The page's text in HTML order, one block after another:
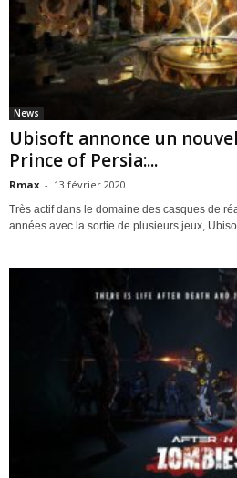
News
Ubisoft annonce un
Prince of Persia:...
Rmax - 13 février 2020
Très actif dans le domaine des casques de
années avec la sortie de plusieurs jeux,